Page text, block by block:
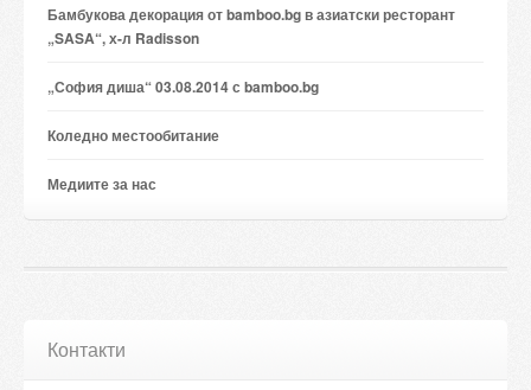
Бамбукова декорация от bamboo.bg в азиатски ресторант
„SASA“, х-л Radisson
„София диша“ 03.08.2014 с bamboo.bg
Коледно местообитание
Медиите за нас
Контакти